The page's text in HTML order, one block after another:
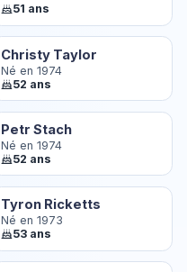
51 ans
Christy Taylor
Né en 1974
52 ans
Petr Stach
Né en 1974
52 ans
Tyron Ricketts
Né en 1973
53 ans